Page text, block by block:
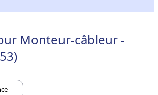
Monteur-câbleur -